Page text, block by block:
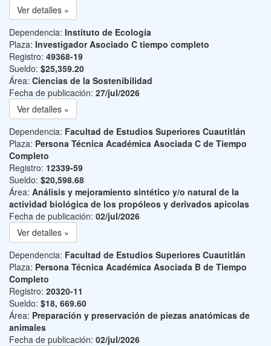
Ver detalles »
Dependencia: Instituto de Ecología
Plaza: Investigador Asociado C tiempo completo
Registro: 49368-19
Sueldo: $25,359.20
Área: Ciencias de la Sostenibilidad
Fecha de publicación: 27/jul/2026
Ver detalles »
Dependencia: Facultad de Estudios Superiores Cuautitlán
Plaza: Persona Técnica Académica Asociada C de Tiempo
Completo
Registro: 12339-59
Sueldo: $20,598.68
Área: Análisis y mejoramiento sintético y/o natural de la
actividad biológica de los propóleos y derivados apícolas
Fecha de publicación: 02/jul/2026
Ver detalles »
Dependencia: Facultad de Estudios Superiores Cuautitlán
Plaza: Persona Técnica Académica Asociada B de Tiempo
Completo
Registro: 20320-11
Sueldo: $18, 669.60
Área: Preparación y preservación de piezas anatómicas de
animales
Fecha de publicación: 02/jul/2026